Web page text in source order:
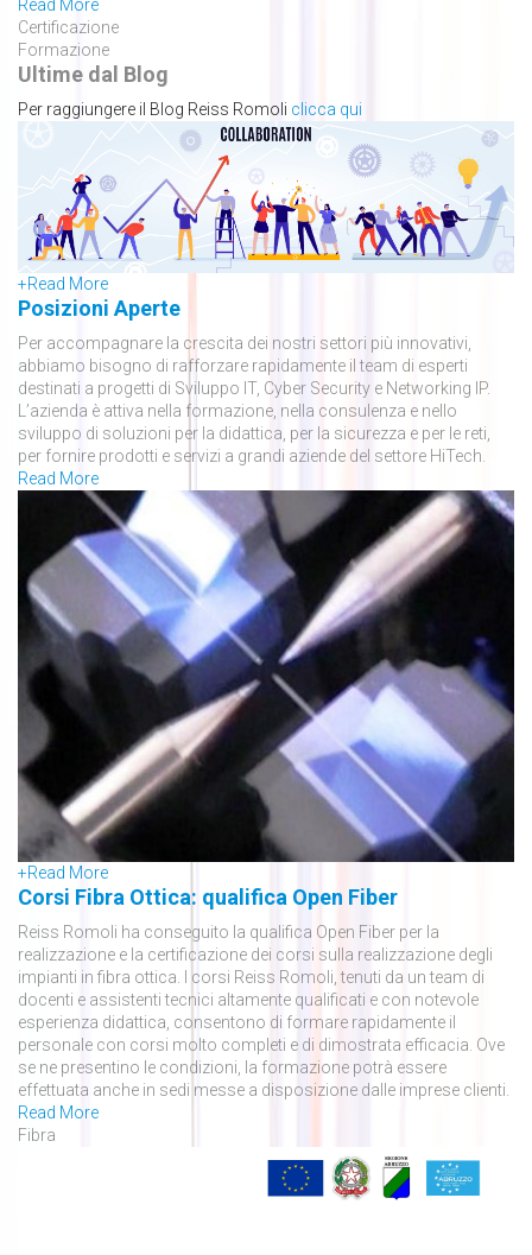
Read More
Certificazione
Formazione
Ultime dal Blog
Per raggiungere il Blog Reiss Romoli clicca qui
+Read More
Posizioni Aperte
Per accompagnare la crescita dei nostri settori più innovativi,
abbiamo bisogno di rafforzare rapidamente il team di esperti
destinati a progetti di Sviluppo IT, Cyber Security e Networking IP.
L’azienda è attiva nella formazione, nella consulenza e nello
sviluppo di soluzioni per la didattica, per la sicurezza e per le reti,
per fornire prodotti e servizi a grandi aziende del settore HiTech.
Read More
+Read More
Corsi Fibra Ottica: qualifica Open Fiber
Reiss Romoli ha conseguito la qualifica Open Fiber per la
realizzazione e la certificazione dei corsi sulla realizzazione degli
impianti in fibra ottica. I corsi Reiss Romoli, tenuti da un team di
docenti e assistenti tecnici altamente qualificati e con notevole
esperienza didattica, consentono di formare rapidamente il
personale con corsi molto completi e di dimostrata efficacia. Ove
se ne presentino le condizioni, la formazione potrà essere
effettuata anche in sedi messe a disposizione dalle imprese clienti.
Read More
Fibra